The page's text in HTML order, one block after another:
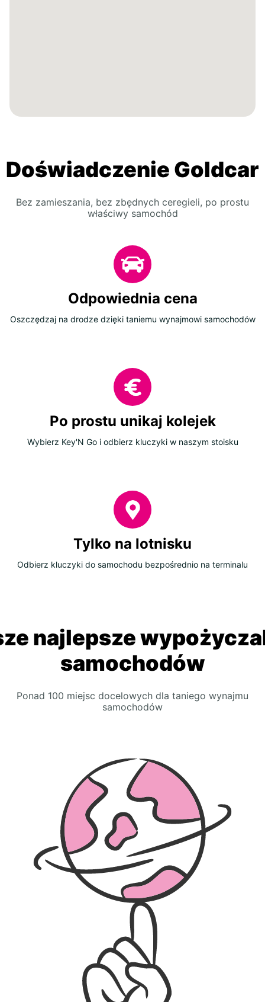
Doświadczenie Goldcar
Bez zamieszania, bez zbędnych ceregieli, po prostu
właściwy samochód
Odpowiednia cena
Oszczędzaj na drodze dzięki taniemu wynajmowi samochodów
Po prostu unikaj kolejek
Wybierz Key'N Go i odbierz kluczyki w naszym stoisku
Tylko na lotnisku
Odbierz kluczyki do samochodu bezpośrednio na terminalu
najlepsze
samochodów
Ponad 100 miejsc docelowych dla taniego wynajmu
samochodów